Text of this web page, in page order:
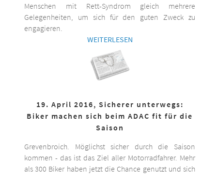
Menschen mit Rett-Syndrom gleich mehrere
Gelegenheiten, um sich für den guten Zweck zu
engagieren.
WEITERLESEN
19. April 2016, Sicherer unterwegs:
Biker machen sich beim ADAC fit für die
Saison
Grevenbroich. Möglichst sicher durch die Saison
kommen - das ist das Ziel aller Motorradfahrer. Mehr
als 300 Biker haben jetzt die Chance genutzt und sich